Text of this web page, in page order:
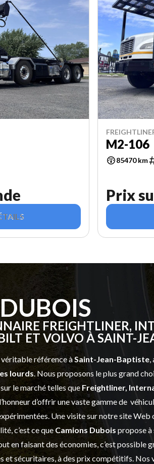
M2-106
85470 km
Prix
FREIGHTLINER,
ET VOLVO À SAINT-
véritable référence àSaint-Jean-Baptiste,
lourds. Nous proposons le plus grand
le marché telles que Freightliner,
d’offrir une vaste gamme de
Une visite sur notre site Web
c’est ce que Camions Dubois propose
en faisant des économies, c’est possible
et sécuritaires, à des prix compétitifs. Nos